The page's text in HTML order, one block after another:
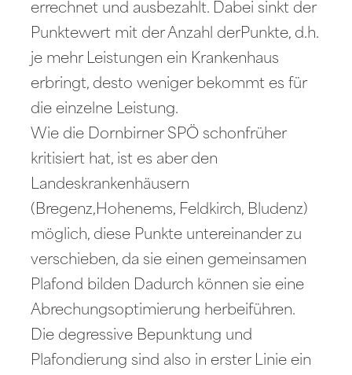
errechnet und ausbezahlt. Dabei sinkt der
Punktewert mit der Anzahl derPunkte, d.h.
je mehr Leistungen ein Krankenhaus
erbringt, desto weniger bekommt es für
die einzelne Leistung.
Wie die Dornbirner SPÖ schonfrüher
kritisiert hat, ist es aber den
Landeskrankenhäusern
(Bregenz,Hohenems, Feldkirch, Bludenz)
möglich, diese Punkte untereinander zu
verschieben, da sie einen gemeinsamen
Plafond bilden Dadurch können sie eine
Abrechungsoptimierung herbeiführen.
Die degressive Bepunktung und
Plafondierung sind also in erster Linie ein